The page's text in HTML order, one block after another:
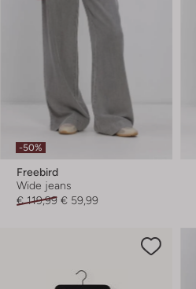
-50%
Freebird
Wide jeans
€ 119,99 € 59,99